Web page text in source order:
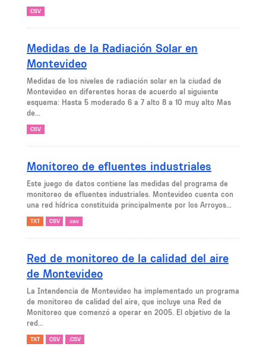
CSV
Medidas de la Radiación Solar en
Montevideo
Medidas de los niveles de radiación solar en la ciudad de
Montevideo en diferentes horas de acuerdo al siguiente
esquema: Hasta 5 moderado 6 a 7 alto 8 a 10 muy alto Mas
de...
CSV
Monitoreo de efluentes industriales
Este juego de datos contiene las medidas del programa de
monitoreo de efluentes industriales. Montevideo cuenta con
una red hídrica constituida principalmente por los Arroyos...
TXT CSV .csv
Red de monitoreo de la calidad del aire
de Montevideo
La Intendencia de Montevideo ha implementado un programa
de monitoreo de calidad del aire, que incluye una Red de
Monitoreo que comenzó a operar en 2005. El objetivo de la
red...
TXT CSV .CSV